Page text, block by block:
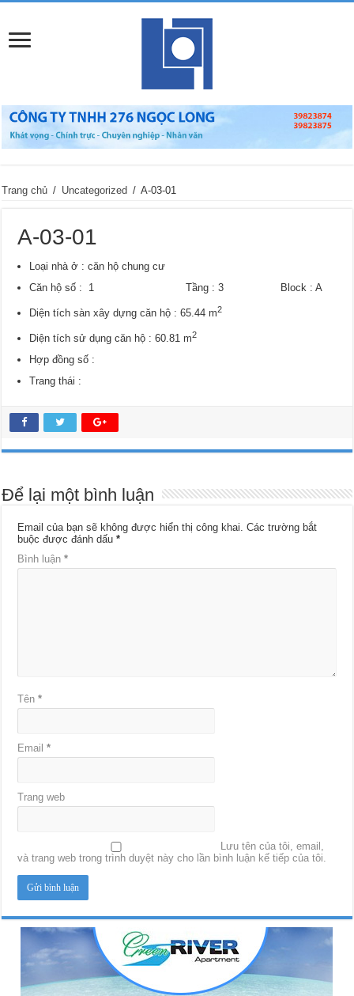
Trang chủ / Uncategorized / A-03-01
A-03-01
Loại nhà ở : căn hộ chung cư
Căn hộ số : 1 Tầng : 3 Block : A
Diện tích sàn xây dựng căn hộ : 65.44 m2
Diện tích sử dụng căn hộ : 60.81 m2
Hợp đồng số :
Trang thái :
Để lại một bình luận
Email của bạn sẽ không được hiển thị công khai. Các trường bắt
buộc được đánh dấu*
Bình luận*
Tên*
Email*
Trang web
Lưu tên của tôi, email,
và trang web trong trình duyệt này cho lần bình luận kế tiếp của tôi.